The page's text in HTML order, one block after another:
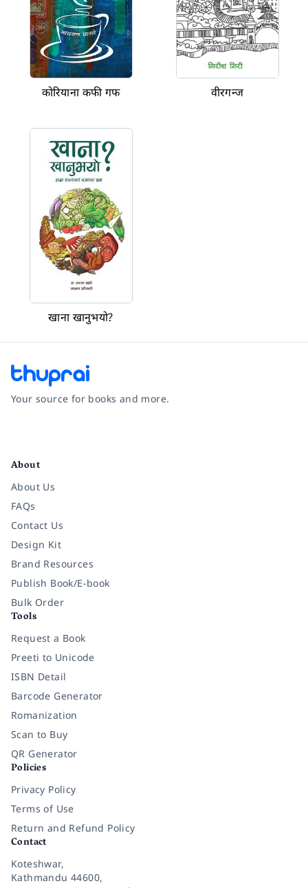
कोरियाना कफी गफ वीरगन्ज
खाना खानुभयो?
Your source for books and more.
About
About Us
FAQs
Contact Us
Design Kit
Brand Resources
Publish Book/E-book
Bulk Order
Tools
Request a Book
Preeti to Unicode
ISBN Detail
Barcode Generator
Romanization
Scan to Buy
QR Generator
Policies
Privacy Policy
Terms of Use
Return and Refund Policy
Contact
Koteshwar,
Kathmandu 44600,